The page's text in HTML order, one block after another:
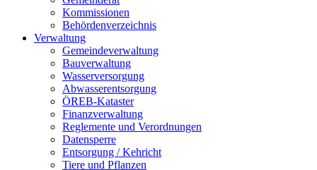
Kommissionen
Behördenverzeichnis
Verwaltung
Gemeindeverwaltung
Bauverwaltung
Wasserversorgung
Abwasserentsorgung
ÖREB-Kataster
Finanzverwaltung
Reglemente und Verordnungen
Datensperre
Entsorgung / Kehricht
Tiere und Pflanzen